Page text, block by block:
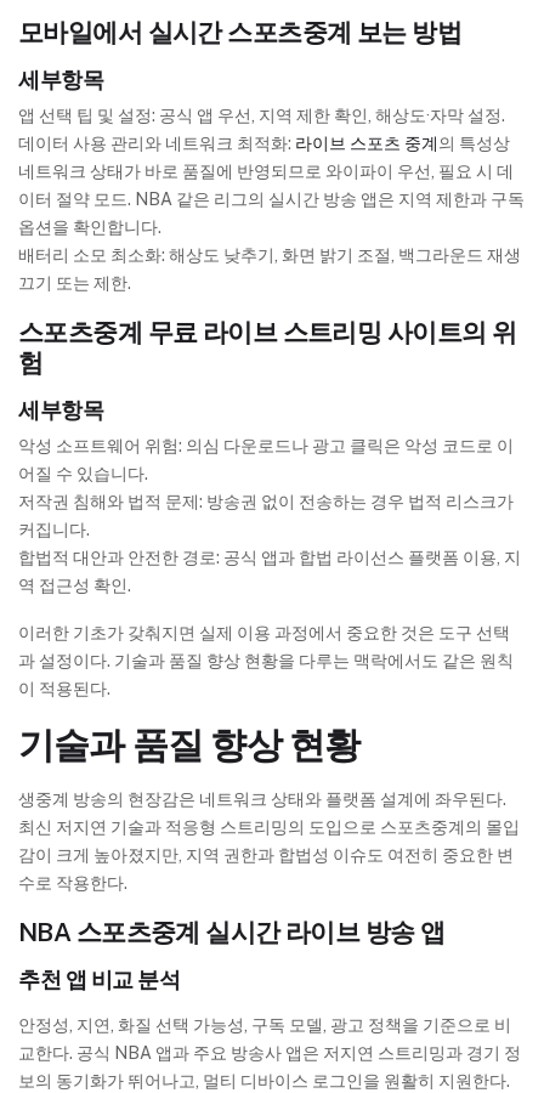
모바일에서 실시간 스포츠중계 보는 방법
세부항목
앱 선택 팁 및 설정: 공식 앱 우선, 지역 제한 확인, 해상도·자막 설정.
데이터 사용 관리와 네트워크 최적화: 라이브 스포츠 중계의 특성상
네트워크 상태가 바로 품질에 반영되므로 와이파이 우선, 필요 시 데
이터 절약 모드. NBA 같은 리그의 실시간 방송 앱은 지역 제한과 구독
옵션을 확인합니다.
배터리 소모 최소화: 해상도 낮추기, 화면 밝기 조절, 백그라운드 재생
끄기 또는 제한.
스포츠중계 무료 라이브 스트리밍 사이트의 위
험
세부항목
악성 소프트웨어 위험: 의심 다운로드나 광고 클릭은 악성 코드로 이
어질 수 있습니다.
저작권 침해와 법적 문제: 방송권 없이 전송하는 경우 법적 리스크가
커집니다.
합법적 대안과 안전한 경로: 공식 앱과 합법 라이선스 플랫폼 이용, 지
역 접근성 확인.
이러한 기초가 갖춰지면 실제 이용 과정에서 중요한 것은 도구 선택
과 설정이다. 기술과 품질 향상 현황을 다루는 맥락에서도 같은 원칙
이 적용된다.
기술과 품질 향상 현황
생중계 방송의 현장감은 네트워크 상태와 플랫폼 설계에 좌우된다.
최신 저지연 기술과 적응형 스트리밍의 도입으로 스포츠중계의 몰입
감이 크게 높아졌지만, 지역 권한과 합법성 이슈도 여전히 중요한 변
수로 작용한다.
NBA 스포츠중계 실시간 라이브 방송 앱
추천 앱 비교 분석
안정성, 지연, 화질 선택 가능성, 구독 모델, 광고 정책을 기준으로 비
교한다. 공식 NBA 앱과 주요 방송사 앱은 저지연 스트리밍과 경기 정
보의 동기화가 뛰어나고, 멀티 디바이스 로그인을 원활히 지원한다.